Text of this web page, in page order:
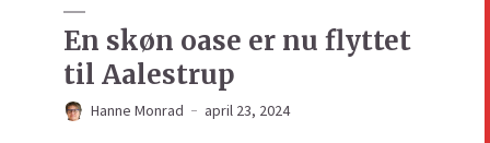
En skøn oase er nu flyttet
til Aalestrup
Hanne Monrad april 23, 2024